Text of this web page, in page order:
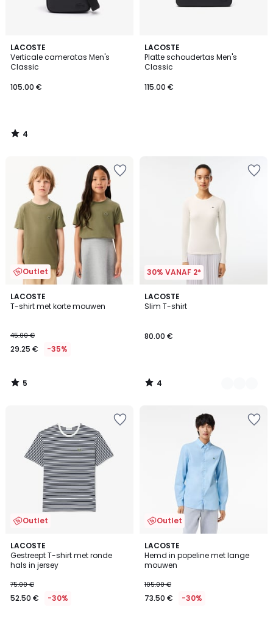
LACOSTE
Verticale cameratas Men's
Classic
105.00 €
4
/
5
4
/
LACOSTE
Platte schoudertas Men's
Classic
115.00 €
Outlet
LACOSTE
T-shirt met korte mouwen
45.00 €
29.25 € -35%
5
/
5
/
30% VANAF 2*
LACOSTE
Slim T-shirt
80.00 €
4
/
2
Kleuren
4
/
Outlet
LACOSTE
Gestreept T-shirt met ronde
hals in jersey
75.00 €
52.50 € -30%
Outlet
LACOSTE
Hemd in popeline met lange
mouwen
105.00 €
73.50 € -30%
4
/
5